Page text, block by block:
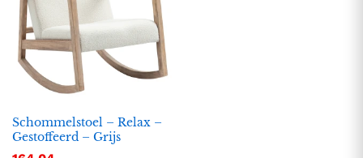
Schommelstoel – Relax –
Gestoffeerd – Grijs